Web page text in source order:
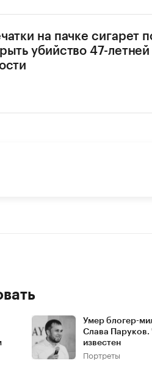
на пачке сигарет
убийство 47-летней
Умер блогер-
Слава Паруков.
известен
Портреты